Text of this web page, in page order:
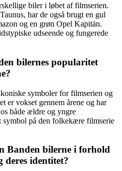
biler i løbet af filmserien.
har de også brugt en gul
og en grøn Opel Kapitän.
udseende og fungerede
bilernes popularitet
symboler for filmserien og
er vokset gennem årene og har
både ældre og yngre
symbol på den folkekære filmserie
Banden bilerne i forhold
deres identitet?